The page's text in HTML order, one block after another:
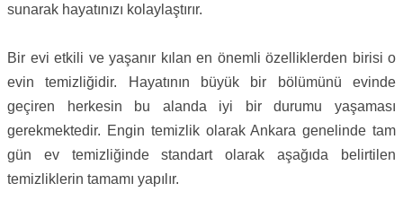
sunarak hayatınızı kolaylaştırır.
Bir evi etkili ve yaşanır kılan en önemli özelliklerden birisi o
evin temizliğidir. Hayatının büyük bir bölümünü evinde
geçiren herkesin bu alanda iyi bir durumu yaşaması
gerekmektedir. Engin temizlik olarak Ankara genelinde tam
gün ev temizliğinde standart olarak aşağıda belirtilen
temizliklerin tamamı yapılır.